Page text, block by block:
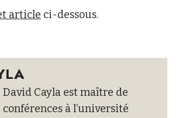
article ci-dessous.
David Cayla est maître de
conférences à l’université